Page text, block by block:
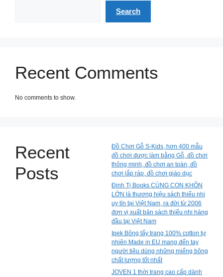
Search
Recent Comments
No comments to show.
Recent
Posts
Đồ Chơi Gỗ S-Kids, hơn 400 mẫu
đồ chơi được làm bằng Gỗ, đồ chơi
thông minh, đồ chơi an toàn, đồ
chơi lắp ráp, đồ chơi giáo dục
Đinh Tị Books CÙNG CON KHÔN
LỚN là thương hiệu sách thiếu nhi
uy tín tại Việt Nam, ra đời từ 2006
đơn vị xuất bản sách thiếu nhi hàng
đầu tại Việt Nam
Ipek Bông tẩy trang 100% cotton tự
nhiên Made in EU mang đến tay
người tiêu dùng những miếng bông
chất lượng tốt nhất
JOVEN 1 thời trang cao cấp dành